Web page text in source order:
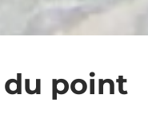
point